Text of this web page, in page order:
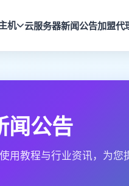
机 云服务器新闻公告加盟代
闻公告
用教程与行业资讯，为您